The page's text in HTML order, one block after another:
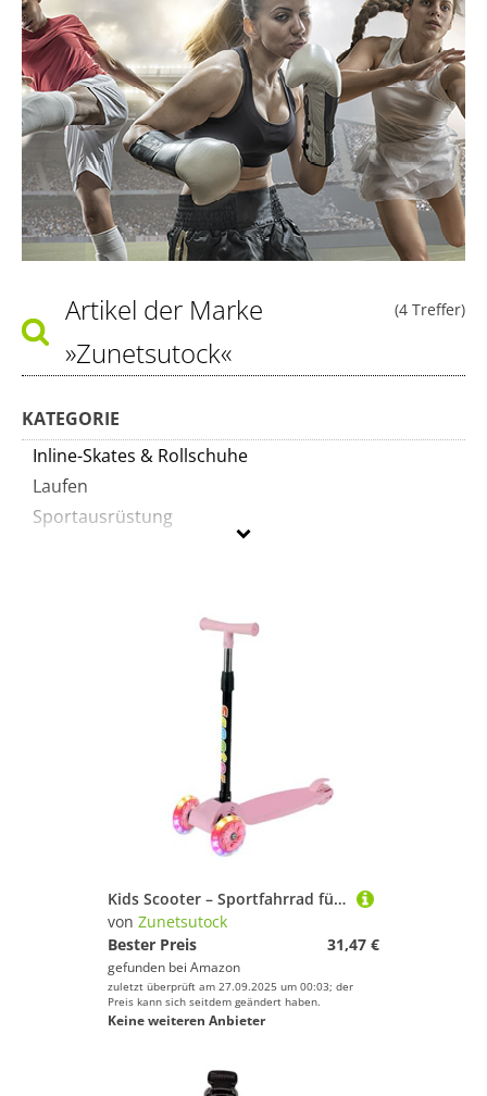
(4 Treffer)
Artikel der Marke
»Zunetsutock«
KATEGORIE
Inline-Skates & Rollschuhe
Laufen
Sportausrüstung
Kids Scooter – Sportfahrrad für Kinder, faltbar, drei LED- | Langlebiger, leichter, strapazierfähiger und leichter Kickroller für , Anfänger, Outdoor, Camping
von Zunetsutock
Bester Preis
31,47 €
gefunden bei Amazon
zuletzt überprüft am 27.09.2025 um 00:03; der
Preis kann sich seitdem geändert haben.
Keine weiteren Anbieter